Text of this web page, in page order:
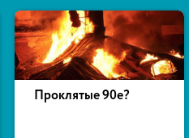
Проклятые 90е?